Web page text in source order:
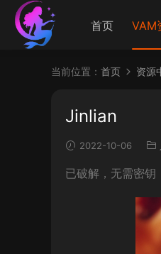
首页 VAM
当前位置： 首页 资源
Jinlian
2022-10-06
已破解，无需密钥